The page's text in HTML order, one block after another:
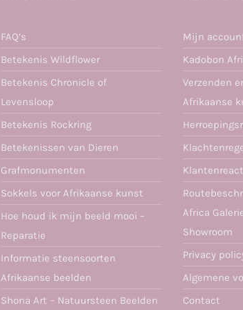
FAQ’s
Betekenis Wildflower
Betekenis Chronicle of
Levensloop
Betekenis Rockring
Betekenissen van Dieren
Grafmonumenten
Sokkels voor Afrikaanse kunst
Hoe houd ik mijn beeld mooi –
Reparatie
Informatie steensoorten
Afrikaanse beelden
Shona Art – Natuursteen Beelden
Mijn
Kadobon
Verzenden
Afrikaanse
Africa
Showroom
Privacy
Algemene
Contact